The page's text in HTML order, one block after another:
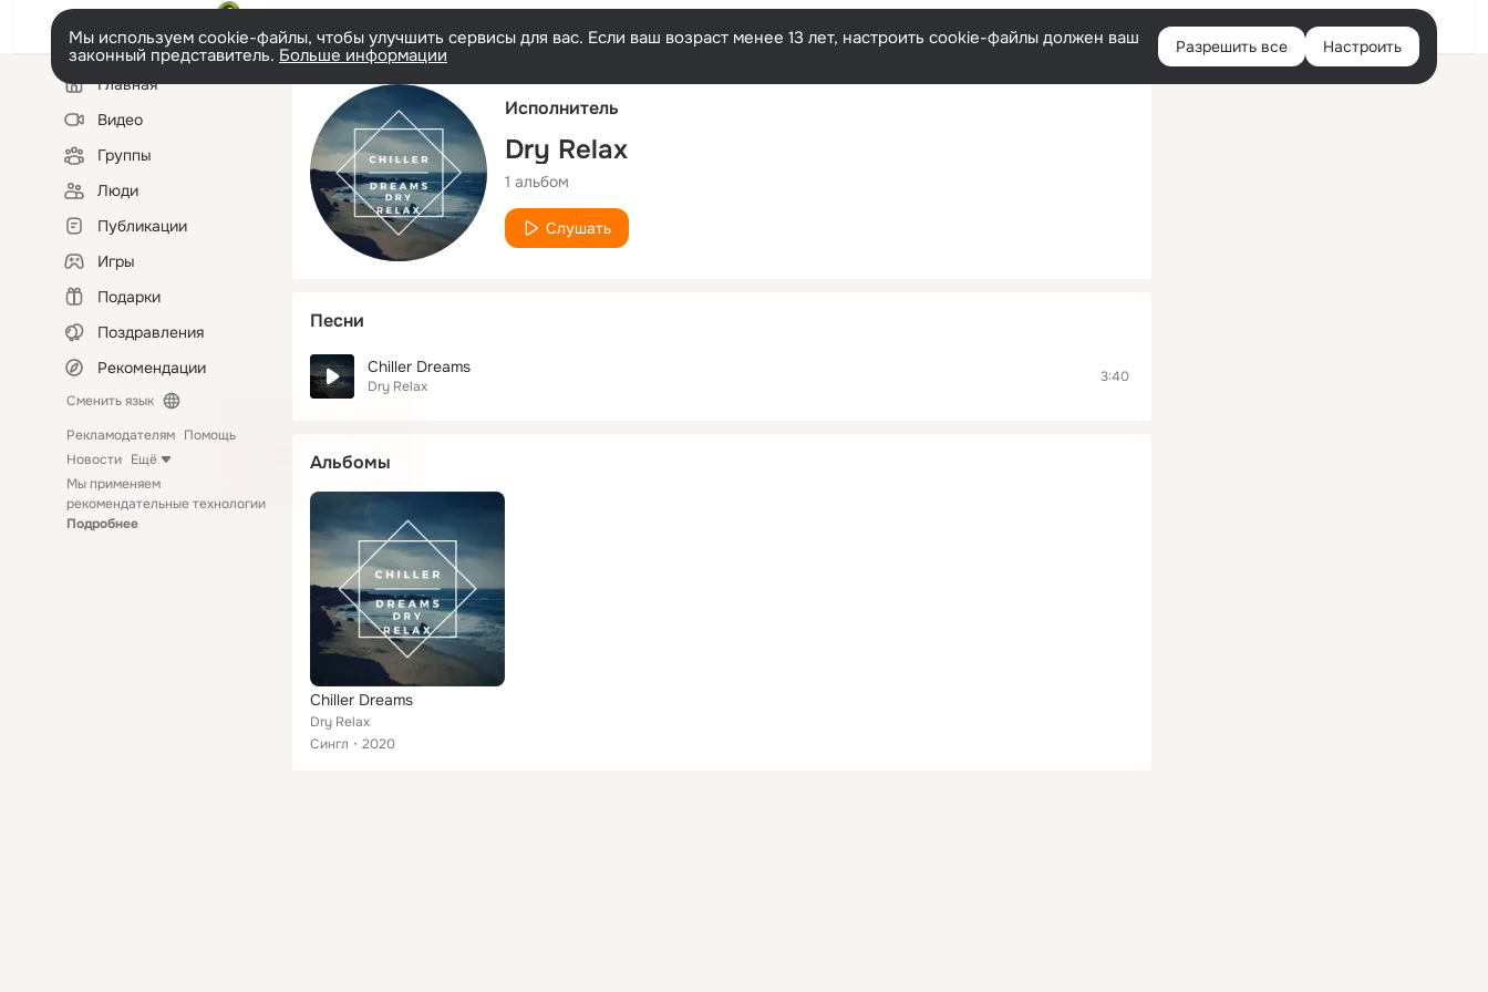
Русский Войти
Мы используем cookie-файлы, чтобы улучшить сервисы для вас. Если ваш возраст менее 13 лет, настроить cookie-файлы должен ваш
законный представитель. Больше информации Разрешить все Настроить
Левая
колонкаГлавная
Видео
Группы
Люди
Публикации
Игры
Подарки
Поздравления
Рекомендации
Сменить язык
Рекламодателям Помощь
Новости Ещё
Мы применяем
рекомендательные технологии
Подробнее
Исполнитель
Dry Relax
1 альбом
Слушать
Песни
Chiller Dreams
Dry Relax
3:40
Альбомы
Chiller Dreams
Dry Relax
Сингл
2020